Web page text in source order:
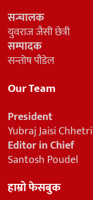
सन्चालक
युवराज जैसी छेत्री
सम्पादक
सन्तोष पौडेल
Our Team
President
Yubraj Jaisi Chhetri
Editor in Chief
Santosh Poudel
हाम्रो फेसबुक